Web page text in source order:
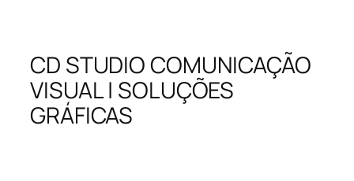
CD STUDIO COMUNICAÇÃO
VISUAL | SOLUÇÕES
GRÁFICAS